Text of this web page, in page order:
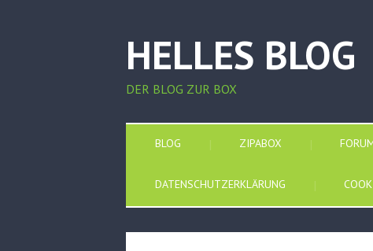
HELLES BLOG
DER BLOG ZUR BOX
BLOG ZIPABOX
DATENSCHUTZERKLÄRUNG